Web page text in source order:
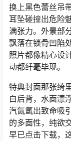
换上黑色蕾丝吊
耳坠碰撞出危险
满张力。外景部
飘落在锁骨凹陷
照片都像精心设
动都纤毫毕现。
特典封面那张绮
白后背，水面漂
汽氤氲出致命吸
的多面性，纯欲
早已点击下载，